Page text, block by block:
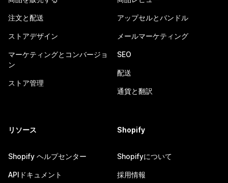
注文と配送
ストアデザイン
マーケティングとコンバージョ
ン
ストア管理
アップセルとバンドル
メールマーケティング
SEO
配送
通貨と翻訳
リソース
Shopify ヘルプセンター
APIドキュメント
Shopify
Shopifyについて
採用情報